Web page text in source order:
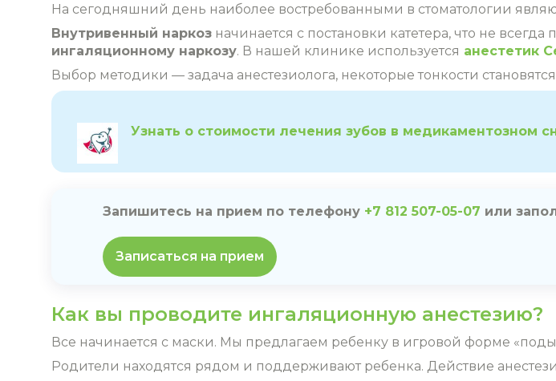
На сегодняшний день наиболее востребованными в стоматологии
Внутривенный наркоз начинается с постановки катетера, что не
ингаляционному наркозу. В нашей клинике используется анестетик
Выбор методики — задача анестезиолога, некоторые тонкости
Узнать о стоимости лечения зубов в медикаментозном
Запишитесь на прием по телефону +7 812 507-05-07 или
Записаться на прием
Как вы проводите ингаляционную анестезию?
Все начинается с маски. Мы предлагаем ребенку в игровой форме
Родители находятся рядом и поддерживают ребенка. Действие